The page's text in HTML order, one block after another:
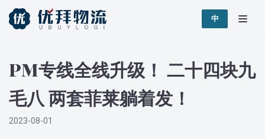
跳
至
文
中
PM专线全线升级！ 二十四块九
毛八 两套菲莱躺着发！
2023-08-01